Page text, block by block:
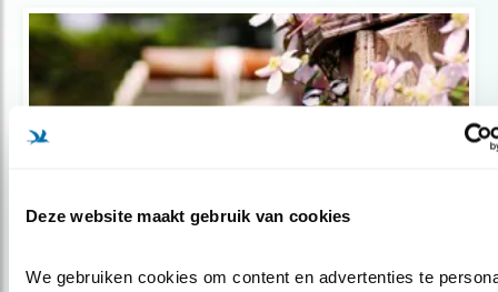
Deze website maakt gebruik van cookies
We gebruiken cookies om content en advertenties te
Tip